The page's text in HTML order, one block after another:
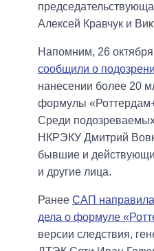
Алексей Кравчук и
Напомним, 26
сообщили о
нанесении более 20
формулы
Среди
НКРЭКУ Дмитрий
бывшие и
и другие лица.
Ранее САП направила
дела о формуле
версии следствия,